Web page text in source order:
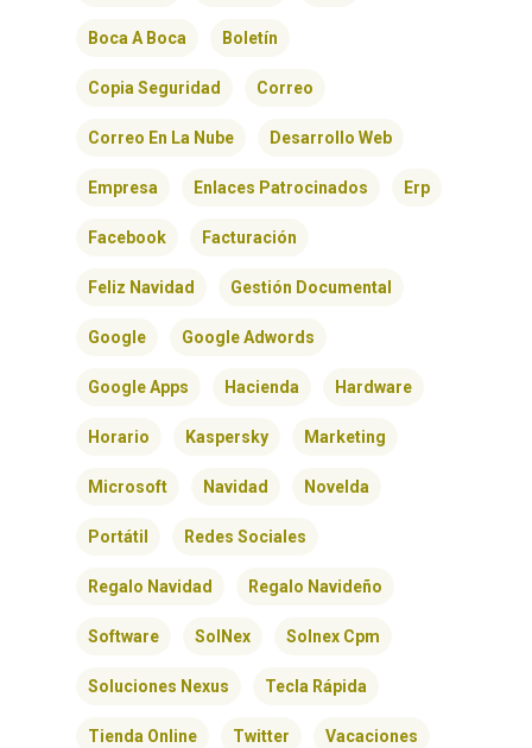
Boca A Boca Boletín
Copia Seguridad Correo
Correo En La Nube Desarrollo Web
Empresa Enlaces Patrocinados Erp
Facebook Facturación
Feliz Navidad Gestión Documental
Google Google Adwords
Google Apps Hacienda Hardware
Horario Kaspersky Marketing
Microsoft Navidad Novelda
Portátil Redes Sociales
Regalo Navidad Regalo Navideño
Software SolNex Solnex Cpm
Soluciones Nexus Tecla Rápida
Tienda Online Twitter Vacaciones